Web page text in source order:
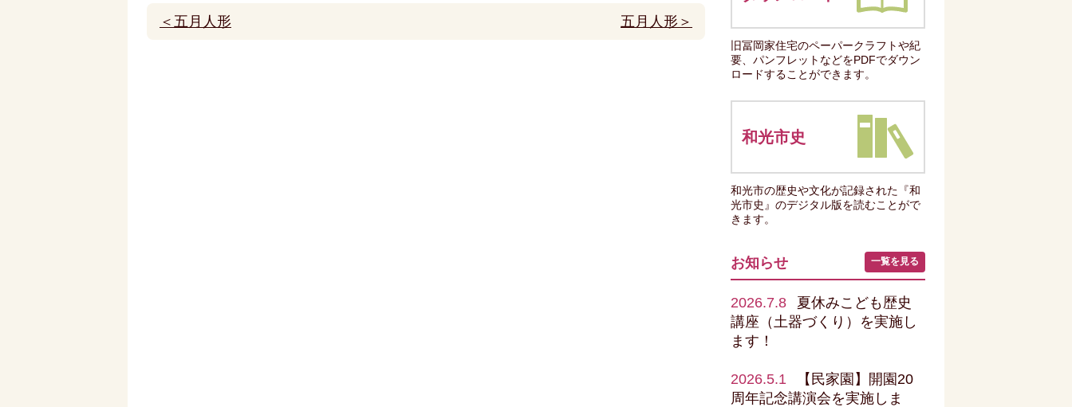
＜五月人形 五月人形＞
旧冨岡家住宅のペーパークラフトや紀
要、パンフレットなどをPDFでダウン
ロードすることができます。
和光市史
和光市の歴史や文化が記録された『和
光市史』のデジタル版を読むことがで
きます。
お知らせ 一覧を見る
2026.7.8
夏休みこども歴史
講座（土器づくり）を実施し
ます！
2026.5.1
【民家園】開園20
周年記念講演会を実施しま